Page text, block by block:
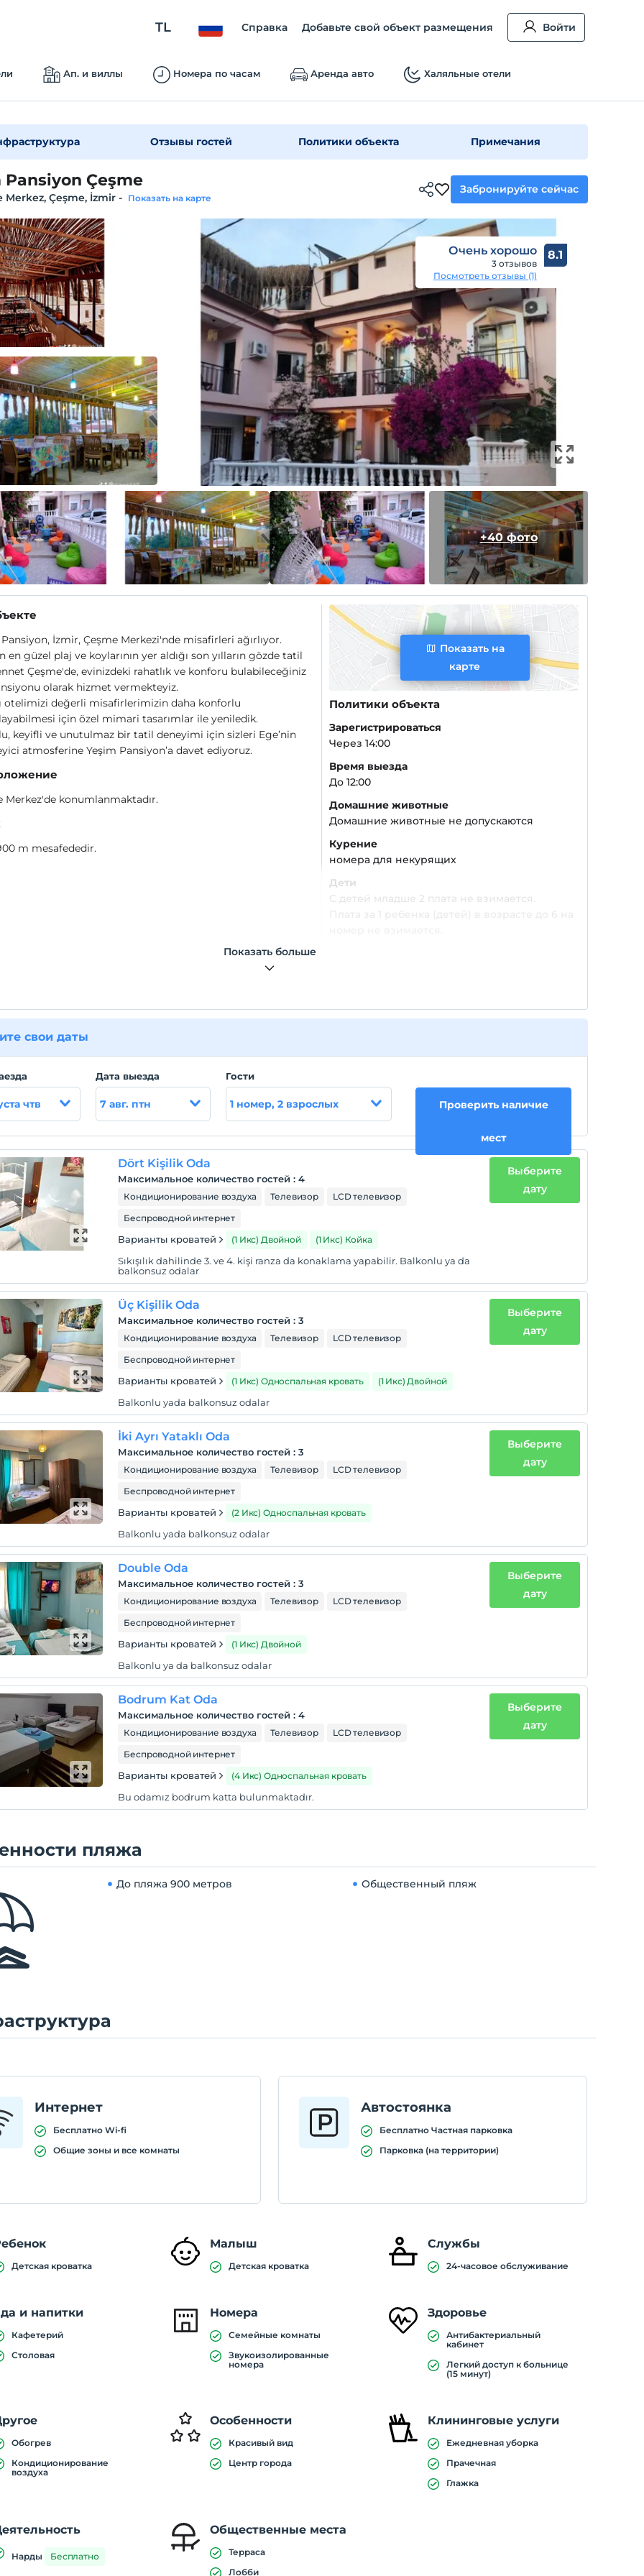
TL Справка Добавьте свой объект размещения Войти
Ап. и виллы Номера по часам Аренда авто Халяльные отели
Отзывы гостей Политики объекта Примечания
Pansiyon Çeşme
Merkez, Çeşme, İzmir- Показать на карте
Забронируйте сейчас
Очень хорошо
3 отзывов
Посмотреть отзывы (1)
8.1
+40 фото
İzmir, Çeşme Merkezi'nde misafirleri ağırlıyor.
en güzel plaj ve koylarının yer aldığı son yılların gözde tatil
Çeşme'de, evinizdeki rahatlık ve konforu bulabileceğiniz
olarak hizmet vermekteyiz.
otelimizi değerli misafirlerimizin daha konforlu
için özel mimari tasarımlar ile yeniledik.
keyifli ve unutulmaz bir tatil deneyimi için sizleri Ege’nin
atmosferine Yeşim Pansiyon’a davet ediyoruz.
Merkez'de konumlanmaktadır.
m mesafededir.
Показать на
карте
Политики объекта
Зарегистрироваться
Через 14:00
Время выезда
До 12:00
Домашние животные
Домашние животные не допускаются
Курение
номера для некурящих
Дети
С детей младше 2 плата не взимается.
Показать больше
свои даты
чтв
Дата выезда
7 авг. птн
Гости
1 номер, 2 взрослых Проверить наличие
мест
Dört Kişilik Oda
Максимальное количество гостей :4
Кондиционирование воздуха Телевизор
LCD телевизор
Беспроводной интернет
Варианты кроватей (1 Икс) Двойной (1 Икс) Койка
Sıkışılık dahilinde 3. ve 4. kişi ranza da konaklama yapabilir. Balkonlu ya da
balkonsuz odalar
Выберите
дату
Üç Kişilik Oda
Максимальное количество гостей :3
Кондиционирование воздуха Телевизор
LCD телевизор
Беспроводной интернет
Варианты кроватей (1 Икс) Односпальная кровать (1 Икс) Двойной
Balkonlu yada balkonsuz odalar
Выберите
дату
İki Ayrı Yataklı Oda
Максимальное количество гостей :3
Кондиционирование воздуха Телевизор
LCD телевизор
Беспроводной интернет
Варианты кроватей (2 Икс) Односпальная кровать
Balkonlu yada balkonsuz odalar
Выберите
дату
Double Oda
Максимальное количество гостей :3
Кондиционирование воздуха Телевизор
LCD телевизор
Беспроводной интернет
Варианты кроватей (1 Икс) Двойной
Balkonlu ya da balkonsuz odalar
Выберите
дату
Bodrum Kat Oda
Максимальное количество гостей :4
Кондиционирование воздуха Телевизор
LCD телевизор
Беспроводной интернет
Варианты кроватей (4 Икс) Односпальная кровать
Bu odamız bodrum katta bulunmaktadır.
Выберите
дату
пляжа
До пляжа 900 метров Общественный пляж
Интернет
Бесплатно Wi-fi
Общие зоны и все комнаты
Автостоянка
Бесплатно Частная парковка
Парковка (на территории)
Детская кроватка
Малыш
Детская кроватка
Службы
24-часовое обслуживание
и напитки
Кафетерий
Столовая
Номера
Семейные комнаты
Звукоизолированные
номера
Здоровье
Антибактериальный
кабинет
Легкий доступ к больнице
(15 минут)
Обогрев
Кондиционирование
воздуха
Особенности
Красивый вид
Центр города
Клининговые услуги
Ежедневная уборка
Прачечная
Глажка
Нарды Бесплатно
Общественные места
Терраса
Лобби